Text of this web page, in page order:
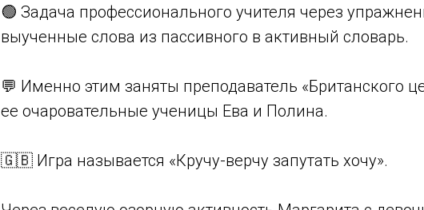
🟢 Задача профессионального учителя через
выученные слова из пассивного в активный словарь.
💬 Именно этим заняты преподаватель «Британского
ее очаровательные ученицы Ева и Полина.
🇬🇧 Игра называется «Кручу-верчу запутать хочу».